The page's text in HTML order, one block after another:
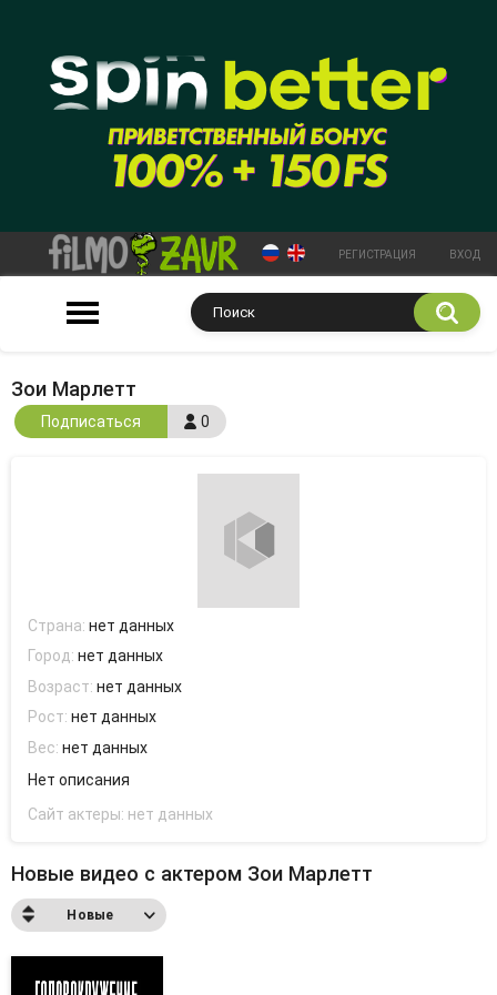
РЕГИСТРАЦИЯ ВХОД
Зои Марлетт
0
Подписаться
Страна:нет данных
Город:нет данных
Возраст:нет данных
Рост:нет данных
Вес:нет данных
Нет описания
Сайт актеры: нет данных
Новые видео с актером Зои Марлетт
Новые